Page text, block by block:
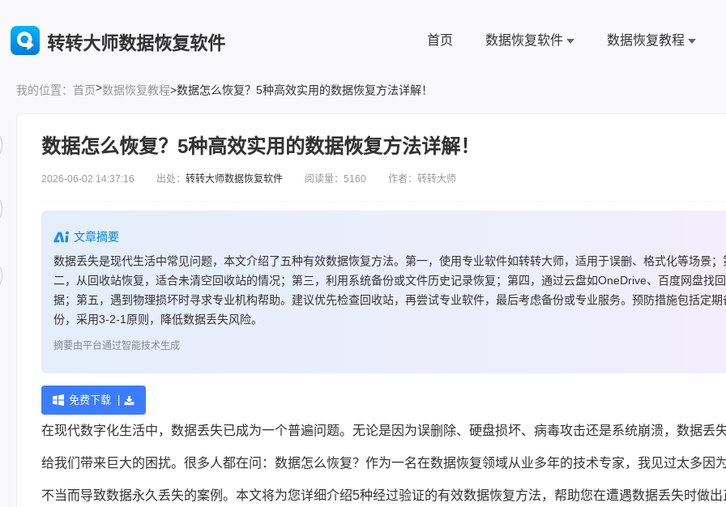
转转大师数据恢复软件 首页 数据恢复软件 数据恢复教程
我的位置： 首页>数据恢复教程>数据怎么恢复？5种高效实用的数据恢复方法详解！
数据怎么恢复？5种高效实用的数据恢复方法详解！
2026-06-02 14:37:16 出处： 转转大师数据恢复软件 阅读量：5160 作者：转转大师
文章摘要
数据丢失是现代生活中常见问题，本文介绍了五种有效数据恢复方法。第一，使用专业软件如转转大师，适用于误删、格式化等场景；
二，从回收站恢复，适合未清空回收站的情况；第三，利用系统备份或文件历史记录恢复；第四，通过云盘如OneDrive、百度网盘找
据；第五，遇到物理损坏时寻求专业机构帮助。建议优先检查回收站，再尝试专业软件，最后考虑备份或专业服务。预防措施包括定期
份，采用3-2-1原则，降低数据丢失风险。
摘要由平台通过智能技术生成
免费下载 |
在现代数字化生活中，数据丢失已成为一个普遍问题。无论是因为误删除、硬盘损坏、病毒攻击还是系统崩溃，数据丢
给我们带来巨大的困扰。很多人都在问：数据怎么恢复？作为一名在数据恢复领域从业多年的技术专家，我见过太多因
不当而导致数据永久丢失的案例。本文将为您详细介绍5种经过验证的有效数据恢复方法，帮助您在遭遇数据丢失时做出